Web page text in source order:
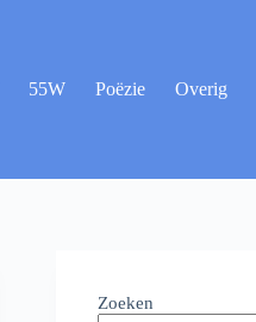
55W Poëzie Overig
Zoeken